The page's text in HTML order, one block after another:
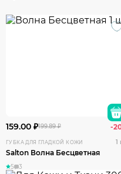
159.00 ₽199.89 ₽ -
ГУБКА ДЛЯ ГЛАДКОЙ КОЖИ 1
Salton Волна Бесцветная
5 3